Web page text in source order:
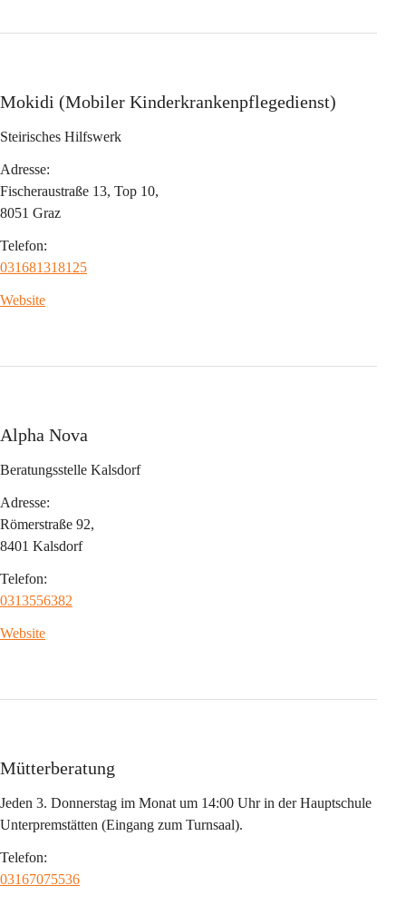
Mokidi (Mobiler Kinderkrankenpflegedienst)
Steirisches Hilfswerk
Adresse:
Fischeraustraße 13, Top 10,
8051 Graz
Telefon:
031681318125
Website
Alpha Nova
Beratungsstelle Kalsdorf
Adresse:
Römerstraße 92,
8401 Kalsdorf
Telefon:
0313556382
Website
Mütterberatung
Jeden 3. Donnerstag im Monat um 14:00 Uhr in der Hauptschule
Unterpremstätten (Eingang zum Turnsaal).
Telefon:
03167075536